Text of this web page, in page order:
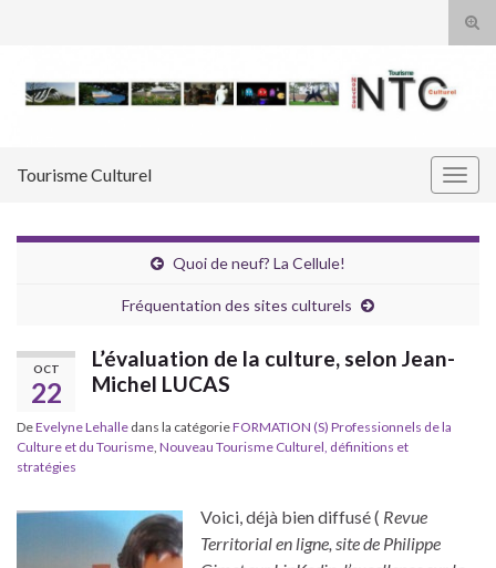
Tourisme Culturel
Quoi de neuf? La Cellule!
Fréquentation des sites culturels
OCT
22
L’évaluation de la culture, selon Jean-
Michel LUCAS
DeEvelyne Lehalle dans la catégorieFORMATION (S) Professionnels de la
Culture et du Tourisme, Nouveau Tourisme Culturel, définitions et
stratégies
Voici, déjà bien diffusé ( Revue
Territorial en ligne, site de Philippe